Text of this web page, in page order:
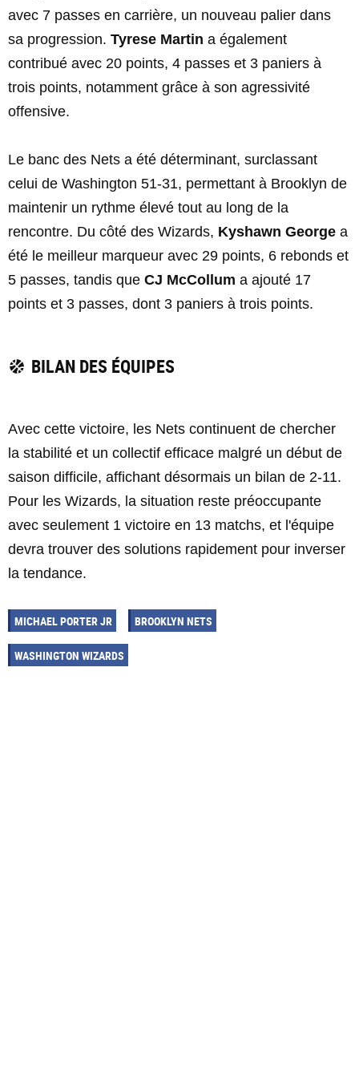
avec 7 passes en carrière, un nouveau palier dans
sa progression. Tyrese Martin a également
contribué avec 20 points, 4 passes et 3 paniers à
trois points, notamment grâce à son agressivité
offensive.
Le banc des Nets a été déterminant, surclassant
celui de Washington 51-31, permettant à Brooklyn de
maintenir un rythme élevé tout au long de la
rencontre. Du côté des Wizards, Kyshawn George a
été le meilleur marqueur avec 29 points, 6 rebonds et
5 passes, tandis que CJ McCollum a ajouté 17
points et 3 passes, dont 3 paniers à trois points.
BILAN DES ÉQUIPES
Avec cette victoire, les Nets continuent de chercher
la stabilité et un collectif efficace malgré un début de
saison difficile, affichant désormais un bilan de 2-11.
Pour les Wizards, la situation reste préoccupante
avec seulement 1 victoire en 13 matchs, et l'équipe
devra trouver des solutions rapidement pour inverser
la tendance.
MICHAEL PORTER JR BROOKLYN NETS
WASHINGTON WIZARDS